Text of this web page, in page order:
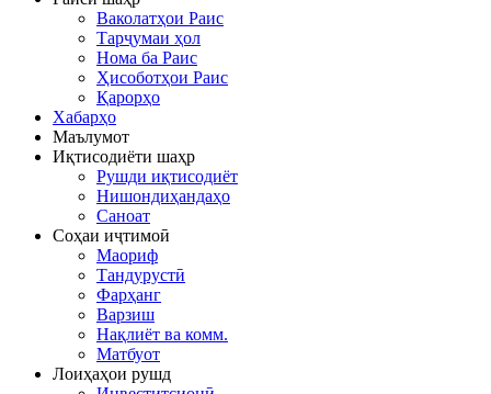
Ваколатҳои Раис
Тарҷумаи ҳол
Нома ба Раис
Ҳисоботҳои Раис
Қарорҳо
Хабарҳо
Маълумот
Иқтисодиёти шаҳр
Рушди иқтисодиёт
Нишондиҳандаҳо
Саноат
Соҳаи иҷтимоӣ
Маориф
Тандурустӣ
Фарҳанг
Варзиш
Нақлиёт ва комм.
Матбуот
Лоиҳаҳои рушд